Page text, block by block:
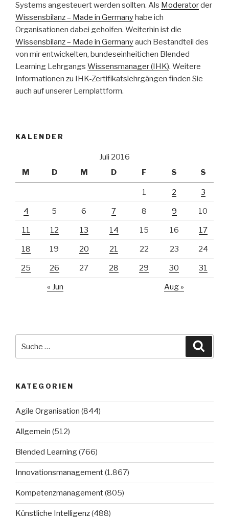
Systems angesteuert werden sollten. Als Moderatorder
Wissensbilanz – Made in Germanyhabe ich
Organisationen dabei geholfen. Weiterhin ist die
Wissensbilanz – Made in Germanyauch Bestandteil des
von mir entwickelten, bundeseinheitichen Blended
Learning Lehrgangs Wissensmanager (IHK). Weitere
Informationen zu IHK-Zertifikatslehrgängen finden Sie
auch auf unserer Lernplattform.
KALENDER
Juli 2016
M
D M D F S S
1 2 3
4 5 6 7 8 9 10
11 12 13 14 15 16 17
18 19 20 21 22 23 24
25 26 27 28 29 30 31
« Jun Aug »
nach:
KATEGORIEN
Agile Organisation (844)
Allgemein (512)
Blended Learning(766)
Innovationsmanagement(1.867)
Kompetenzmanagement(805)
Künstliche Intelligenz(488)